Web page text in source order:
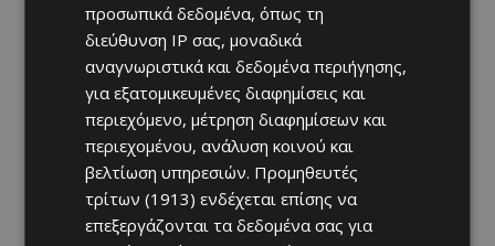
Αθλητικά
Ξανά Απολλωνίστας ο Σταύρου!
Afentiko - 10/08/2026
προσωπικά δεδομένα, όπως τη
διεύθυνση IP σας, μοναδικά
αναγνωριστικά και δεδομένα περιήγησης,
για εξατομικευμένες διαφημίσεις και
περιεχόμενο, μέτρηση διαφημίσεων και
περιεχομένου, ανάλυση κοινού και
βελτίωση υπηρεσιών. Προμηθευτές
τρίτων (1913) ενδέχεται επίσης να
επεξεργάζονται τα δεδομένα σας για